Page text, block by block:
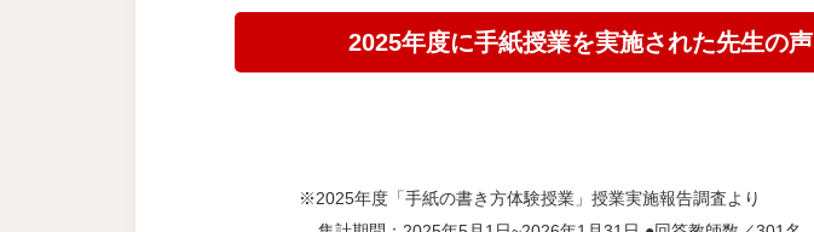
2025年度に手紙授業を実施された先生の声
※2025年度「手紙の書き方体験授業」授業実施報告調査より